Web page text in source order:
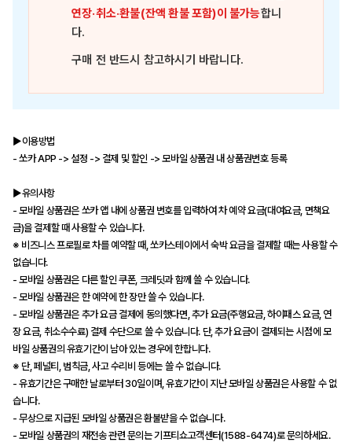
연장·취소·환불(잔액 환불 포함)이 불가능합니
다.
구매 전 반드시 참고하시기 바랍니다.
▶이용방법
- 쏘카 APP -> 설정 -> 결제 및 할인 -> 모바일 상품권 내 상품권번호 등록
▶유의사항
- 모바일 상품권은 쏘카 앱 내에 상품권 번호를 입력하여 차 예약 요금(대여요금, 면책요
금)을 결제할 때 사용할 수 있습니다.
※ 비즈니스 프로필로 차를 예약할 때, 쏘카스테이에서 숙박 요금을 결제할 때는 사용할 수
없습니다.
- 모바일 상품권은 다른 할인 쿠폰, 크레딧과 함께 쓸 수 있습니다.
- 모바일 상품권은 한 예약에 한 장만 쓸 수 있습니다.
- 모바일 상품권은 추가 요금 결제에 동의했다면, 추가 요금(주행요금, 하이패스 요금, 연
장 요금, 취소수수료) 결제 수단으로 쓸 수 있습니다. 단, 추가 요금이 결제되는 시점에 모
바일 상품권의 유효기간이 남아 있는 경우에 한합니다.
※ 단, 페널티, 범칙금, 사고 수리비 등에는 쓸 수 없습니다.
- 유효기간은 구매한 날로부터 30일이며, 유효기간이 지난 모바일 상품권은 사용할 수 없
습니다.
- 무상으로 지급된 모바일 상품권은 환불받을 수 없습니다.
- 모바일 상품권의 재전송 관련 문의는 기프티쇼고객센터(1588-6474)로 문의하세요.